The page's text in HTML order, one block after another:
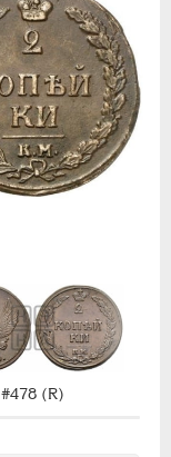
#478 (R)